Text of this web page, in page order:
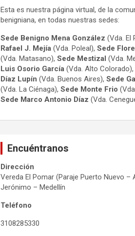
Esta es nuestra página virtual, de la
benigniana, en todas nuestras sedes:
Sede Benigno Mena González (Vda. El
Rafael J. Mejía (Vda. Poleal),Sede
(Vda. Matasano),Sede Mestizal (Vda.
Luis Osorio García (Vda. Alto
Díaz Lupín (Vda. Buenos Aires),Sede
(Vda. La Ciénaga),Sede Monte Frio
Sede Marco Antonio Díaz (Vda.
Encuéntranos
Dirección
Vereda El Pomar (Paraje Puerto Nuevo –
Jerónimo – Medellín
Teléfono
3108285330